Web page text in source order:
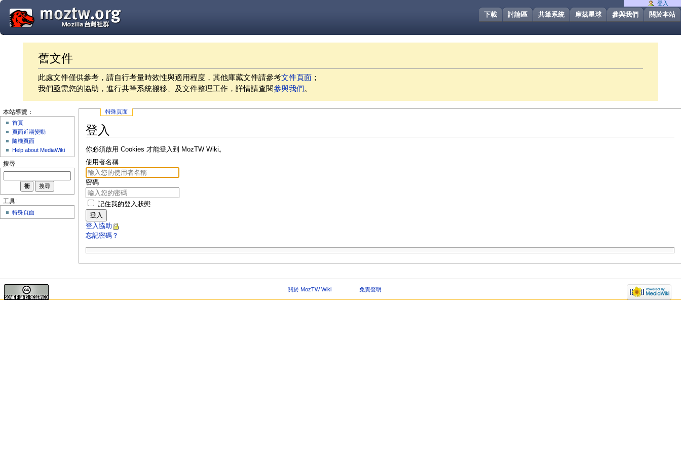
關於本站
參與我們
摩茲星球
共筆系統
討論區
下載
舊文件
此處文件僅供參考，請自行考量時效性與適用程度，其他庫藏文件請參考文件頁面 ；
我們亟需您的協助，進行共筆系統搬移、及文件整理工作，詳情請查閱參與我們。
特殊頁面
登入
你必須啟用 Cookies 才能登入到 MozTW Wiki。
使用者名稱
密碼
記住我的登入狀態
登入
登入協助
忘記密碼？
登入
本站導覽：
首頁
頁面近期變動
隨機頁面
Help about MediaWiki
搜尋
工具:
特殊頁面
關於 MozTW Wiki 免責聲明